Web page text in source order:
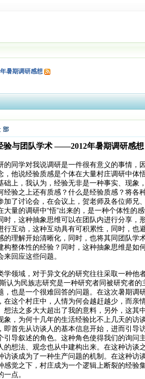
暑期调研感想
验与团队学术 ——2012年暑期调研感想
的同学对我说调研是一件很有意义的事情
，他说经验质感是个体在大量村庄调研中
上，我认为，经验无非是一种事实、现
经验之上还有质感？什么是经验质感？将
加了讨论会，在会议上，贺老师及各位师
量的调研中“悟”出来的，是一种个体性的
时，这种抽象思维可以在团队内进行分享
行互动，这种互动具有可积累性，同时，
的理解开始清晰化，同时，也将其同团队
构整体性的经验？同时，这种抽象思维是
回应这些问题。
学领域，对于异文化的研究往往采取一种
认为民族志研究是一种研究者同被研究者
，也是一个很难回答的问题。在这次暑期
在这个村庄中，人情为何会越赶越少，而
想法之多大大超出了我的意料，另外，这
，为何十几年的生活经验比不上几天的
首先从访谈人的基本信息开始，进而引
引导叙述的角色。这种角色使得我们的询
的想法、观念也从中建构出来。在这种访
访谈成为了一种生产问题的机制。在这种
感觉之下，村庄成为一个逻辑上断裂的经
点。